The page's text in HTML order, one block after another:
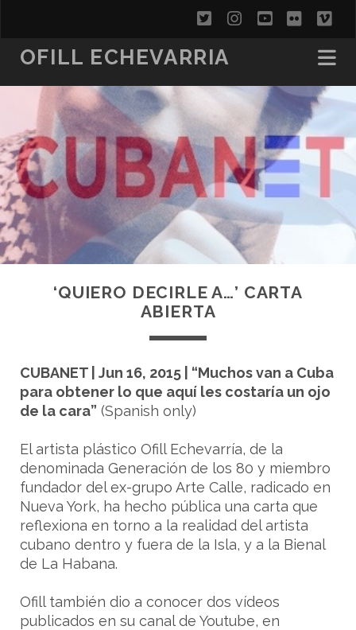
twitterinstagram
youtube
flickr
OFILL ECHEVARRIA
‘QUIERO DECIRLE A…’ CARTA
ABIERTA
CUBANET | Jun 16, 2015 | “Muchos van a Cuba
para obtener lo que aquí les costaría un ojo
de la cara” (Spanish only)
El artista plástico Ofill Echevarría, de la
denominada Generación de los 80 y miembro
fundador del ex-grupo Arte Calle, radicado en
Nueva York, ha hecho pública una carta que
reflexiona en torno a la realidad del artista
cubano dentro y fuera de la Isla, y a la Bienal
de La Habana.
Ofill también dio a conocer dos vídeos
publicados en su canal de Youtube, en